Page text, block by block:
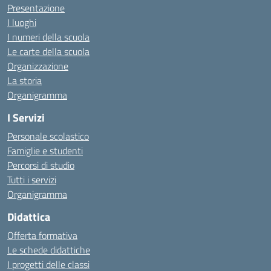
Presentazione
I luoghi
I numeri della scuola
Le carte della scuola
Organizzazione
La storia
Organigramma
I Servizi
Personale scolastico
Famiglie e studenti
Percorsi di studio
Tutti i servizi
Organigramma
Didattica
Offerta formativa
Le schede didattiche
I progetti delle classi